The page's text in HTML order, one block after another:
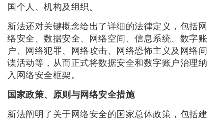
国个人、机构及组织。
新法还对关键概念给出了详细的法律定义，包括网
络安全、数据安全、网络空间、信息系统、数字账
户、网络犯罪、网络攻击、网络恐怖主义及网络间
谍活动等，从而正式将数据安全和数字账户治理纳
入网络安全框架。
国家政策、原则与网络安全措施
新法阐明了关于网络安全的国家总体政策，包括建